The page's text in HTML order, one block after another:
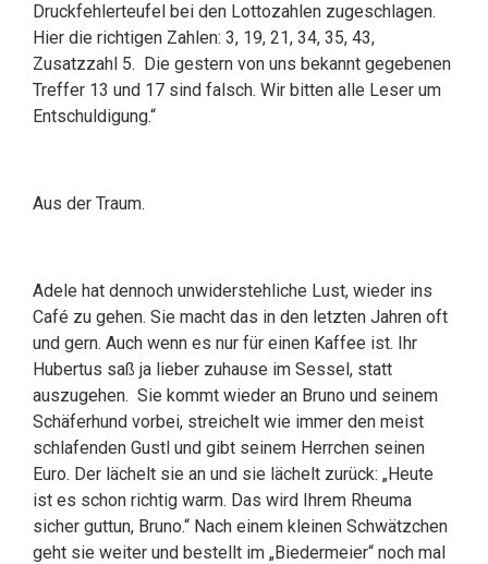
Druckfehlerteufel bei den Lottozahlen zugeschlagen.
Hier die richtigen Zahlen: 3, 19, 21, 34, 35, 43,
Zusatzzahl 5. Die gestern von uns bekannt gegebenen
Treffer 13 und 17 sind falsch. Wir bitten alle Leser um
Entschuldigung.“
Aus der Traum.
Adele hat dennoch unwiderstehliche Lust, wieder ins
Café zu gehen. Sie macht das in den letzten Jahren oft
und gern. Auch wenn es nur für einen Kaffee ist. Ihr
Hubertus saß ja lieber zuhause im Sessel, statt
auszugehen. Sie kommt wieder an Bruno und seinem
Schäferhund vorbei, streichelt wie immer den meist
schlafenden Gustl und gibt seinem Herrchen seinen
Euro. Der lächelt sie an und sie lächelt zurück: „Heute
ist es schon richtig warm. Das wird Ihrem Rheuma
sicher guttun, Bruno.“ Nach einem kleinen Schwätzchen
geht sie weiter und bestellt im „Biedermeier“ noch mal